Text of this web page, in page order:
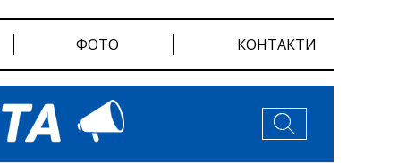
ФОТО КОНТАКТИ